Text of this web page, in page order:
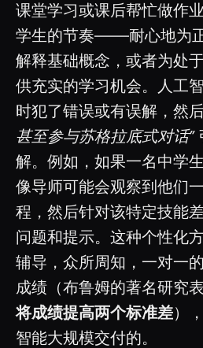
课堂学习或课后帮忙做作
学生的节奏——耐心地为
解释基础概念，或者为处
供充实的学习机会。人工
时犯了错误或有误解，然
甚至参与苏格拉底式对话”
解。例如，如果一名中学
像导师可能会观察到他们
程，然后针对该特定技能
问题和提示。这种个性化
辅导，众所周知，一对一
成绩（布鲁姆的著名研究
将成绩提高两个标准差）
智能大规模交付的。